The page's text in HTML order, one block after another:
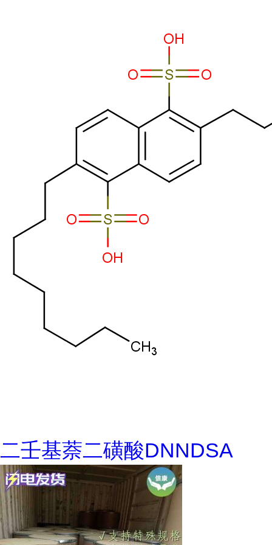
二壬基萘二磺酸DNNDSA